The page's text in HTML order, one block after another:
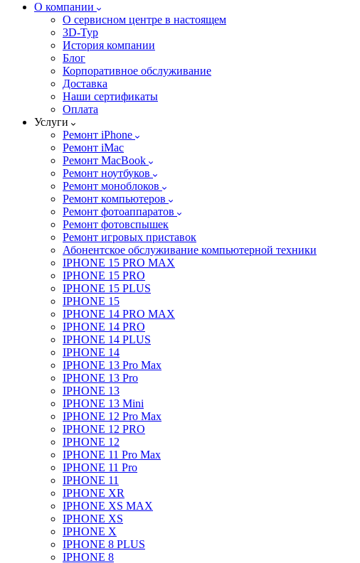
О компании
О сервисном центре в настоящем
3D-Тур
История компании
Блог
Корпоративное обслуживание
Доставка
Наши сертификаты
Оплата
Услуги
Ремонт iPhone
Ремонт iMac
Ремонт MacBook
Ремонт ноутбуков
Ремонт моноблоков
Ремонт компьютеров
Ремонт фотоаппаратов
Ремонт фотовспышек
Ремонт игровых приставок
Абонентское обслуживание компьютерной техники
IPHONE 15 PRO MAX
IPHONE 15 PRO
IPHONE 15 PLUS
IPHONE 15
IPHONE 14 PRO MAX
IPHONE 14 PRO
IPHONE 14 PLUS
IPHONE 14
IPHONE 13 Pro Max
IPHONE 13 Pro
IPHONE 13
IPHONE 13 Mini
IPHONE 12 Pro Max
IPHONE 12 PRO
IPHONE 12
IPHONE 11 Pro Max
IPHONE 11 Pro
IPHONE 11
IPHONE XR
IPHONE XS MAX
IPHONE XS
IPHONE X
IPHONE 8 PLUS
IPHONE 8